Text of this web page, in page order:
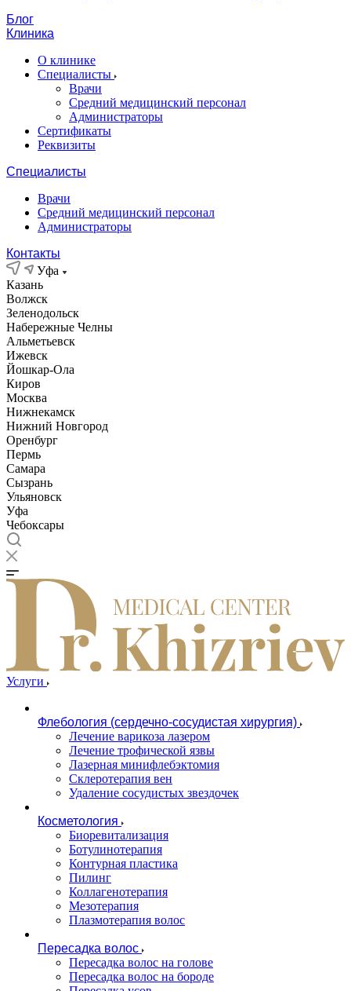
Блог
Клиника
О клинике
Специалисты
Врачи
Средний медицинский персонал
Администраторы
Сертификаты
Реквизиты
Специалисты
Врачи
Средний медицинский персонал
Администраторы
Контакты
Уфа
Казань
Волжск
Зеленодольск
Набережные Челны
Альметьевск
Ижевск
Йошкар-Ола
Киров
Москва
Нижнекамск
Нижний Новгород
Оренбург
Пермь
Самара
Сызрань
Ульяновск
Уфа
Чебоксары
Услуги
Флебология (сердечно-сосудистая хирургия)
Лечение варикоза лазером
Лечение трофической язвы
Лазерная минифлебэктомия
Cклеротерапия вен
Удаление сосудистых звездочек
Косметология
Биоревитализация
Ботулинотерапия
Контурная пластика
Пилинг
Коллагенотерапия
Мезотерапия
Плазмотерапия волос
Пересадка волос
Пересадка волос на голове
Пересадка волос на бороде